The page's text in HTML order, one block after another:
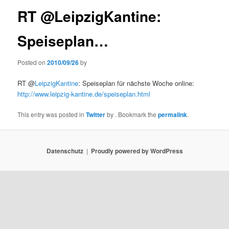
RT @LeipzigKantine:
Speiseplan…
Posted on2010/09/26by
RT @LeipzigKantine: Speiseplan für nächste Woche online:
http://www.leipzig-kantine.de/speiseplan.html
This entry was posted inTwitterby . Bookmark thepermalink.
Datenschutz Proudly powered by WordPress